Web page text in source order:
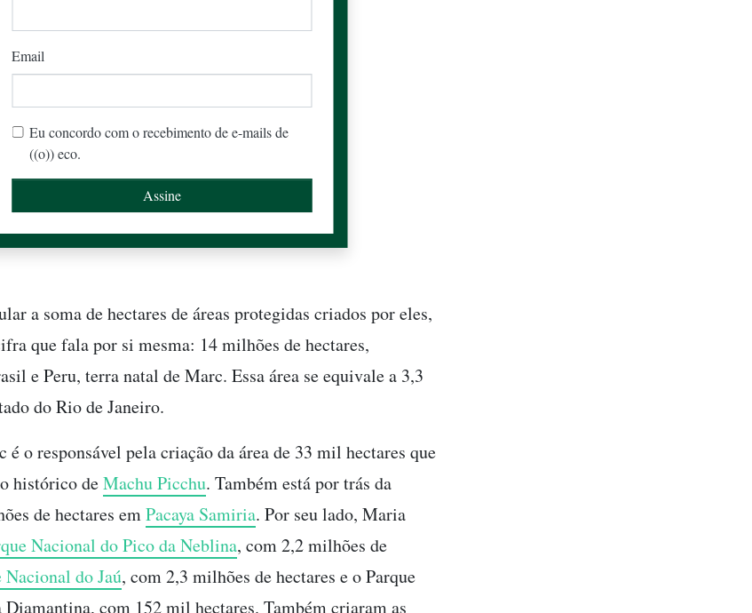
Email
Eu concordo com o recebimento de e-mails de
((o)) eco.
a soma de hectares de áreas protegidas criados por eles,
que fala por si mesma: 14 milhões de hectares,
e Peru, terra natal de Marc. Essa área se equivale a 3,3
do Rio de Janeiro.
é o responsável pela criação da área de 33 mil hectares que
histórico deMachu Picchu. Também está por trás da
de hectares emPacaya Samiria. Por seu lado, Maria
Nacional do Pico da Neblina, com 2,2 milhões de
Nacional do Jaú, com 2,3 milhões de hectares e o Parque
Diamantina, com 152 mil hectares. Também criaram as